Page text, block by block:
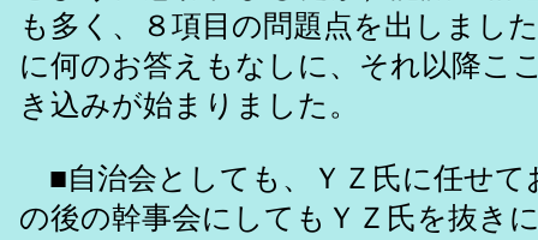
も多く、８項目の問題点を出しまし
に何のお答えもなしに、それ以降こ
き込みが始まりました。
■自治会としても、ＹＺ氏に任せて
の後の幹事会にしてもＹＺ氏を抜き